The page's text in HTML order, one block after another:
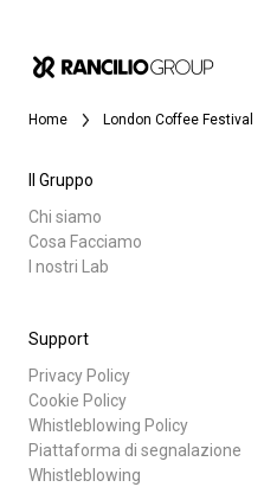
Home London Coffee Festival
Il Gruppo
Chi siamo
Cosa Facciamo
I nostri Lab
Support
Privacy Policy
Cookie Policy
Whistleblowing Policy
Piattaforma di segnalazione
Whistleblowing
Prodotti
News
Download
Altro
News
La nostra storia
I nostri Lab
Connect
Contattaci